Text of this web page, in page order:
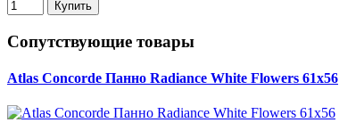
Купить
Сопутствующие товары
Atlas Concorde Панно Radiance White Flowers 61х56